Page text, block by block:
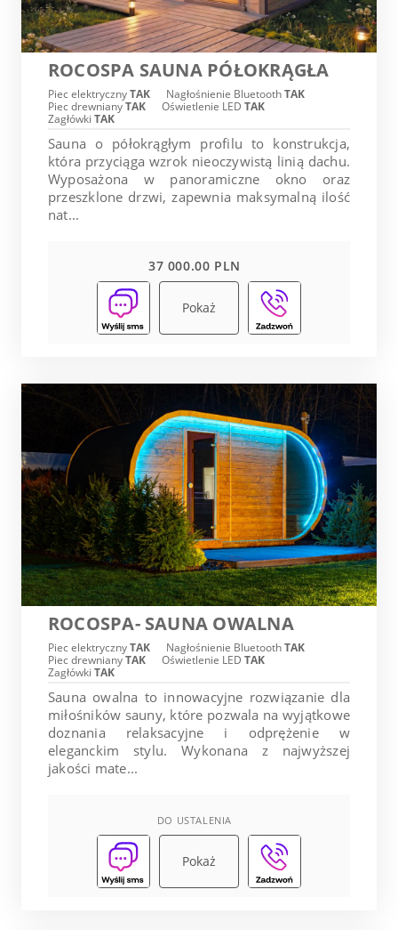
ROCOSPA SAUNA PÓŁOKRĄGŁA
Piec elektrycznyTAK Nagłośnienie BluetoothTAK
Piec drewnianyTAK Oświetlenie LED TAK
Zagłówki TAK
Sauna o półokrągłym profilu to konstrukcja,
która przyciąga wzrok nieoczywistą linią dachu.
Wyposażona w panoramiczne okno oraz
przeszklone drzwi, zapewnia maksymalną ilość
nat...
37 000.00 PLN
Pokaż
ROCOSPA- SAUNA OWALNA
Piec elektrycznyTAK Nagłośnienie BluetoothTAK
Piec drewnianyTAK Oświetlenie LED TAK
Zagłówki TAK
Sauna owalna to innowacyjne rozwiązanie dla
miłośników sauny, które pozwala na wyjątkowe
doznania relaksacyjne i odprężenie w
eleganckim stylu. Wykonana z najwyższej
jakości mate...
DO USTALENIA
Pokaż